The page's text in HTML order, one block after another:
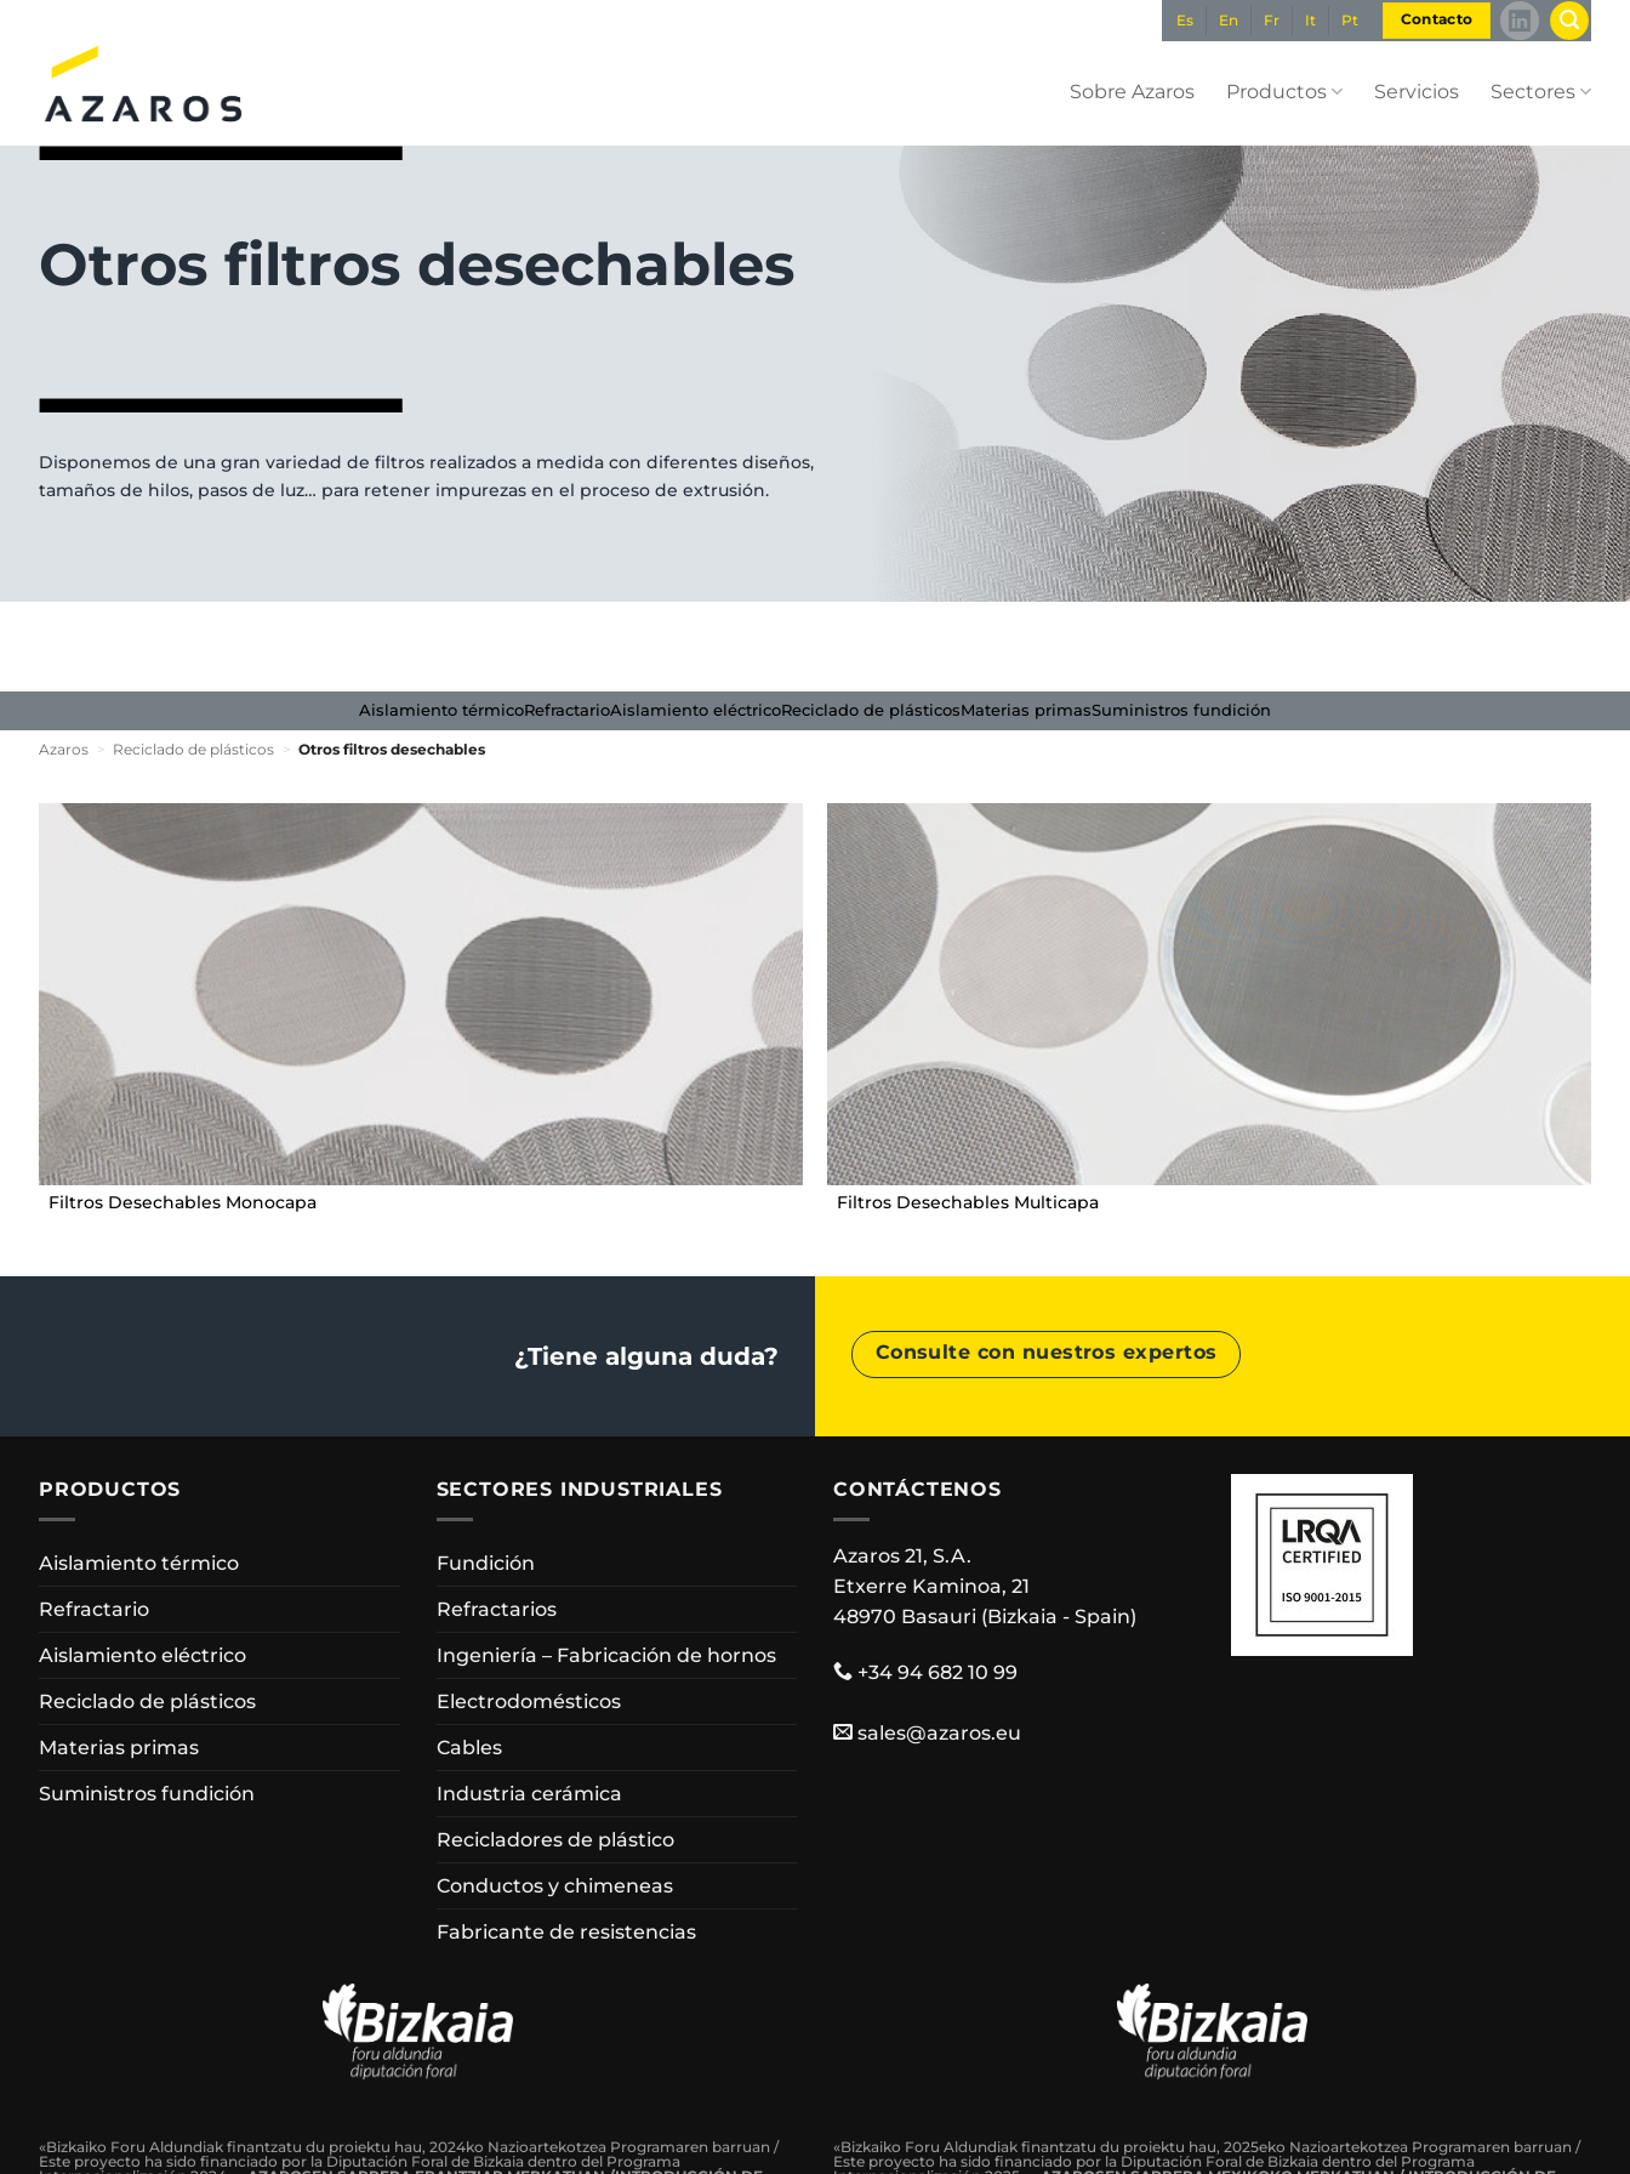
contenido
Es En Fr It Pt Contacto
Sobre Azaros Productos Servicios Sectores
Otros filtros desechables
Disponemos de una gran variedad de filtros realizados a medida con diferentes diseños,
tamaños de hilos, pasos de luz… para retener impurezas en el proceso de extrusión.
Aislamiento térmicoRefractarioAislamiento eléctricoReciclado de plásticosMaterias primasSuministros fundición
Azaros > Reciclado de plásticos > Otros filtros desechables
Filtros Desechables Monocapa Filtros Desechables Multicapa
¿Tiene alguna duda? Consulte con nuestros expertos
PRODUCTOS
Aislamiento térmico
Refractario
Aislamiento eléctrico
Reciclado de plásticos
Materias primas
Suministros fundición
SECTORES INDUSTRIALES
Fundición
Refractarios
Ingeniería – Fabricación de hornos
Electrodomésticos
Cables
Industria cerámica
Recicladores de plástico
Conductos y chimeneas
Fabricante de resistencias
CONTÁCTENOS
Azaros 21, S.A.
Etxerre Kaminoa, 21
48970 Basauri (Bizkaia - Spain)
+34 94 682 10 99
sales@azaros.eu
«Bizkaiko Foru Aldundiak finantzatu du proiektu hau, 2024ko Nazioartekotzea Programaren barruan /
Este proyecto ha sido financiado por la Diputación Foral de Bizkaia dentro del Programa
«Bizkaiko Foru Aldundiak finantzatu du proiektu hau, 2025eko Nazioartekotzea Programaren barruan /
Este proyecto ha sido financiado por la Diputación Foral de Bizkaia dentro del Programa